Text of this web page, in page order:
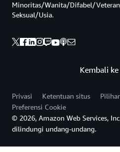
Kembali ke
Minoritas/Wanita/Difabel/
Seksual/Usia.
Privasi Ketentuan situs
Preferensi Cookie
© 2026, Amazon Web Services,
dilindungi undang-undang.